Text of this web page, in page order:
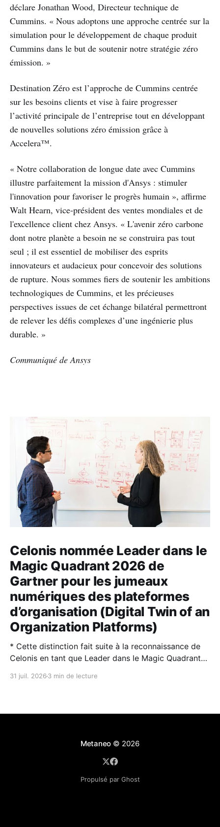
déclare Jonathan Wood, Directeur technique de
Cummins. « Nous adoptons une approche centrée sur la
simulation pour le développement de chaque produit
Cummins dans le but de soutenir notre stratégie zéro
émission. »
Destination Zéro est l’approche de Cummins centrée
sur les besoins clients et vise à faire progresser
l’activité principale de l’entreprise tout en développant
de nouvelles solutions zéro émission grâce à
Accelera™.
« Notre collaboration de longue date avec Cummins
illustre parfaitement la mission d'Ansys : stimuler
l'innovation pour favoriser le progrès humain », affirme
Walt Hearn, vice-président des ventes mondiales et de
l'excellence client chez Ansys. « L'avenir zéro carbone
dont notre planète a besoin ne se construira pas tout
seul ; il est essentiel de mobiliser des esprits
innovateurs et audacieux pour concevoir des solutions
de rupture. Nous sommes fiers de soutenir les ambitions
technologiques de Cummins, et les précieuses
perspectives issues de cet échange bilatéral permettront
de relever les défis complexes d’une ingénierie plus
durable. »
Communiqué de Ansys
Celonis nommée Leader dans le
Magic Quadrant 2026 de
Gartner pour les jumeaux
numériques des plateformes
d’organisation (Digital Twin of an
Organization Platforms)
* Cette distinction fait suite à la reconnaissance de
Celonis en tant que Leader dans le Magic Quadrant™
jumeaux numériques d’organisation (DTO) et
31 juil. 2026 3 min de lecture
Metaneo © 2026
Propulsé par Ghost